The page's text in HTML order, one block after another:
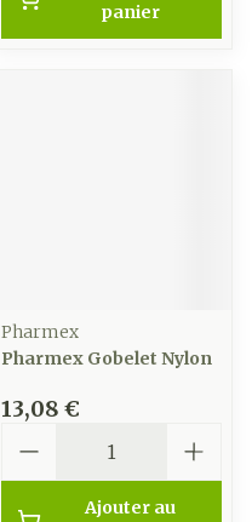
panier
Pharmex
Pharmex Gobelet Nylon
13,08 €
Ajouter au